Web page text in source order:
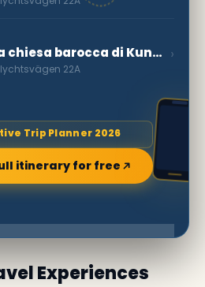
Stoccolma: La chiesa barocca di Kungsholm
22A
›
Trip Planner 2026
itinerary for free
Experiences